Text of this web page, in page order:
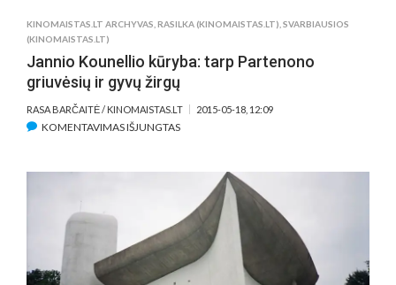
KINOMAISTAS.LT ARCHYVAS RASILKA (KINOMAISTAS.LT) SVARBIAUSIOS
(KINOMAISTAS.LT)
Jannio Kounellio kūryba: tarp Partenono
griuvėsių ir gyvų žirgų
RASA BARČAITĖ / KINOMAISTAS.LT 2015-05-18, 12:09
KOMENTAVIMAS IŠJUNGTASĮRAŠE
KŪRYBA:
TARP
PARTENONO
GRIUVĖSIŲ
GYVŲ